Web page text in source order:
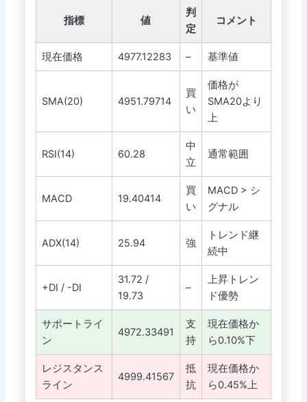
指標 値
判
定
コメント
現在価格 4977.12283 – 基準値
SMA(20) 4951.79714
買
い
価格が
SMA20より
上
RSI(14) 60.28
中
立
通常範囲
MACD 19.40414
買
い
MACD > シ
グナル
ADX(14) 25.94 強
トレンド継
続中
+DI / -DI
31.72 /
19.73
–
上昇トレン
ド優勢
サポートライ
ン
4972.33491
支
持
現在価格か
ら0.10%下
レジスタンス
ライン
4999.41567
抵
抗
現在価格か
ら0.45%上